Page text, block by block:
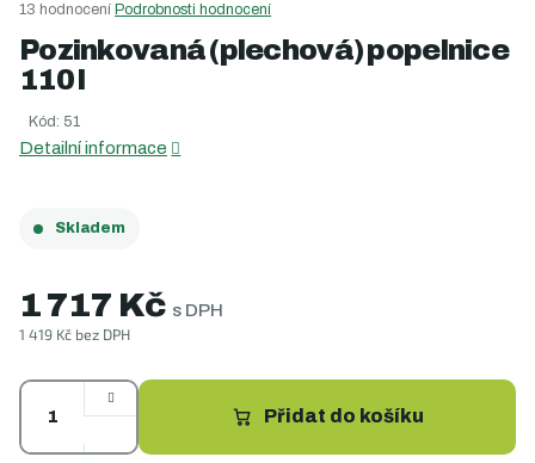
Průměrné
produktu
je
5
13 hodnocení Podrobnosti hodnocení
Pozinkovaná (plechová) popelnice
110 l
Kód: 51
Detailní informace
1 717 Kč s DPH
1 419 Kč bez DPH
cena:
Skladem
Přidat do košíku